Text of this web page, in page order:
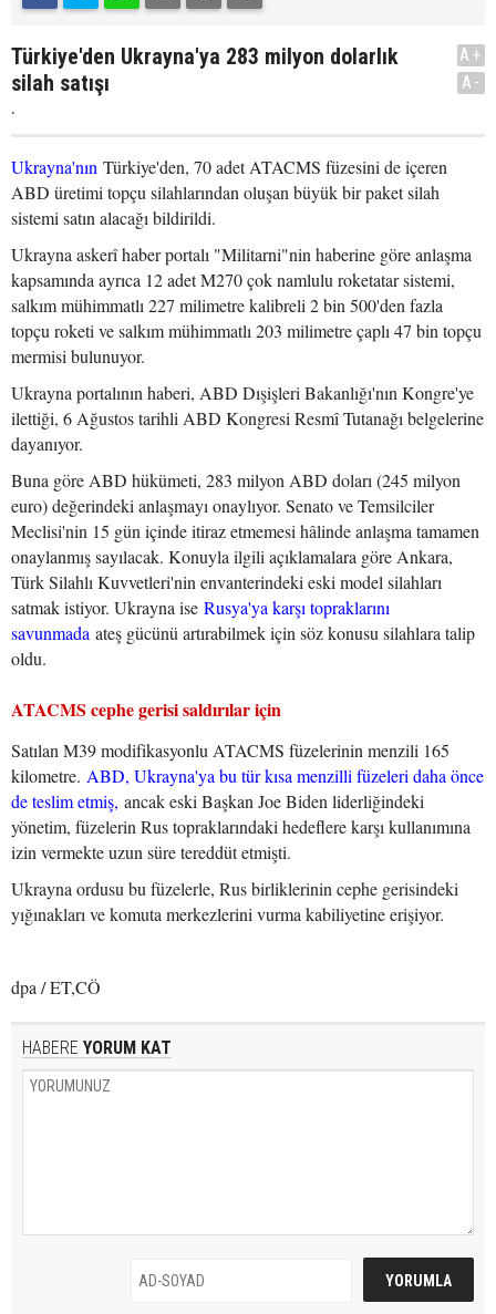
Türkiye'den Ukrayna'ya 283 milyon dolarlık
silah satışı
.
A+
A-
Ukrayna'nın Türkiye'den, 70 adet ATACMS füzesini de içeren
ABD üretimi topçu silahlarından oluşan büyük bir paket silah
sistemi satın alacağı bildirildi.
Ukrayna askerî haber portalı "Militarni"nin haberine göre anlaşma
kapsamında ayrıca 12 adet M270 çok namlulu roketatar sistemi,
salkım mühimmatlı 227 milimetre kalibreli 2 bin 500'den fazla
topçu roketi ve salkım mühimmatlı 203 milimetre çaplı 47 bin topçu
mermisi bulunuyor.
Ukrayna portalının haberi, ABD Dışişleri Bakanlığı'nın Kongre'ye
ilettiği, 6 Ağustos tarihli ABD Kongresi Resmî Tutanağı belgelerine
dayanıyor.
Buna göre ABD hükümeti, 283 milyon ABD doları (245 milyon
euro) değerindeki anlaşmayı onaylıyor. Senato ve Temsilciler
Meclisi'nin 15 gün içinde itiraz etmemesi hâlinde anlaşma tamamen
onaylanmış sayılacak. Konuyla ilgili açıklamalara göre Ankara,
Türk Silahlı Kuvvetleri'nin envanterindeki eski model silahları
satmak istiyor. Ukrayna ise Rusya'ya karşı topraklarını
savunmada ateş gücünü artırabilmek için söz konusu silahlara talip
oldu.
ATACMS cephe gerisi saldırılar için
Satılan M39 modifikasyonlu ATACMS füzelerinin menzili 165
kilometre. ABD, Ukrayna'ya bu tür kısa menzilli füzeleri daha önce
de teslim etmiş, ancak eski Başkan Joe Biden liderliğindeki
yönetim, füzelerin Rus topraklarındaki hedeflere karşı kullanımına
izin vermekte uzun süre tereddüt etmişti.
Ukrayna ordusu bu füzelerle, Rus birliklerinin cephe gerisindeki
yığınakları ve komuta merkezlerini vurma kabiliyetine erişiyor.
dpa / ET,CÖ
HABERE YORUM KAT